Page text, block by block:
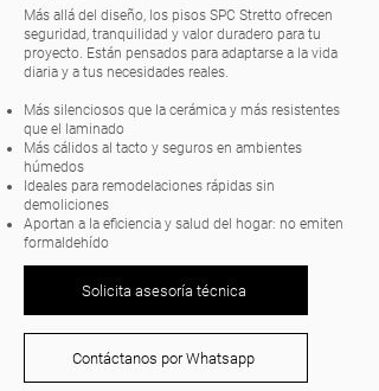
Más allá del diseño, los pisos SPC Stretto ofrecen
seguridad, tranquilidad y valor duradero para tu
proyecto. Están pensados para adaptarse a la vida
diaria y a tus necesidades reales.
Más silenciosos que la cerámica y más resistentes
que el laminado
Más cálidos al tacto y seguros en ambientes
húmedos
Ideales para remodelaciones rápidas sin
demoliciones
Aportan a la eficiencia y salud del hogar: no emiten
formaldehído
Solicita asesoría técnica
Contáctanos por Whatsapp